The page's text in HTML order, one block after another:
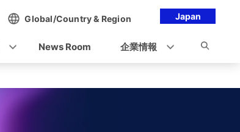
Japan
Global/Country & Region
News Room 企業情報